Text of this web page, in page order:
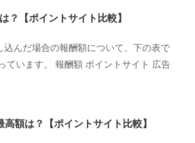
？【ポイントサイト比較】
んだ場合の報酬額について、下の表で
ています。 報酬額 ポイントサイト 広告
額は？【ポイントサイト比較】